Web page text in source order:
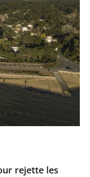
rejette les